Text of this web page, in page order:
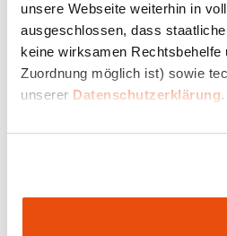
unsere Webseite weiterhin in
ausgeschlossen, dass
keine wirksamen
Zuordnung möglich ist) sowie
unserer Datenschutzerklärung.